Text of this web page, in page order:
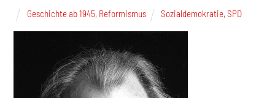
Geschichte ab 1945, Reformismus Sozialdemokratie,SPD